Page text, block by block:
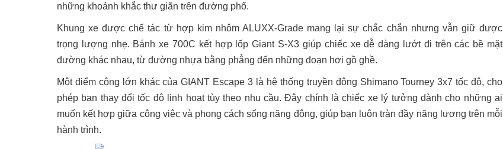
những khoảnh khắc thư giãn trên đường phố.
Khung xe được chế tác từ hợp kim nhôm ALUXX-Grade mang lại sự chắc chắn nhưng vẫn giữ được
trọng lượng nhẹ. Bánh xe 700C kết hợp lốp Giant S-X3 giúp chiếc xe dễ dàng lướt đi trên các bề mặt
đường khác nhau, từ đường nhựa bằng phẳng đến những đoạn hơi gồ ghề.
Một điểm cộng lớn khác của GIANT Escape 3 là hệ thống truyền động Shimano Tourney 3x7 tốc độ, cho
phép bạn thay đổi tốc độ linh hoạt tùy theo nhu cầu. Đây chính là chiếc xe lý tưởng dành cho những ai
muốn kết hợp giữa công việc và phong cách sống năng động, giúp bạn luôn tràn đầy năng lượng trên mỗi
hành trình.